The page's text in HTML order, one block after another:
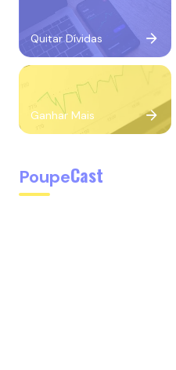
Quitar Dívidas
Ganhar Mais
PoupeCast